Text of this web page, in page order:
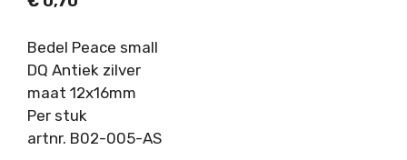
Bedel Peace small
DQ Antiek zilver
maat 12x16mm
Per stuk
artnr. B02-005-AS